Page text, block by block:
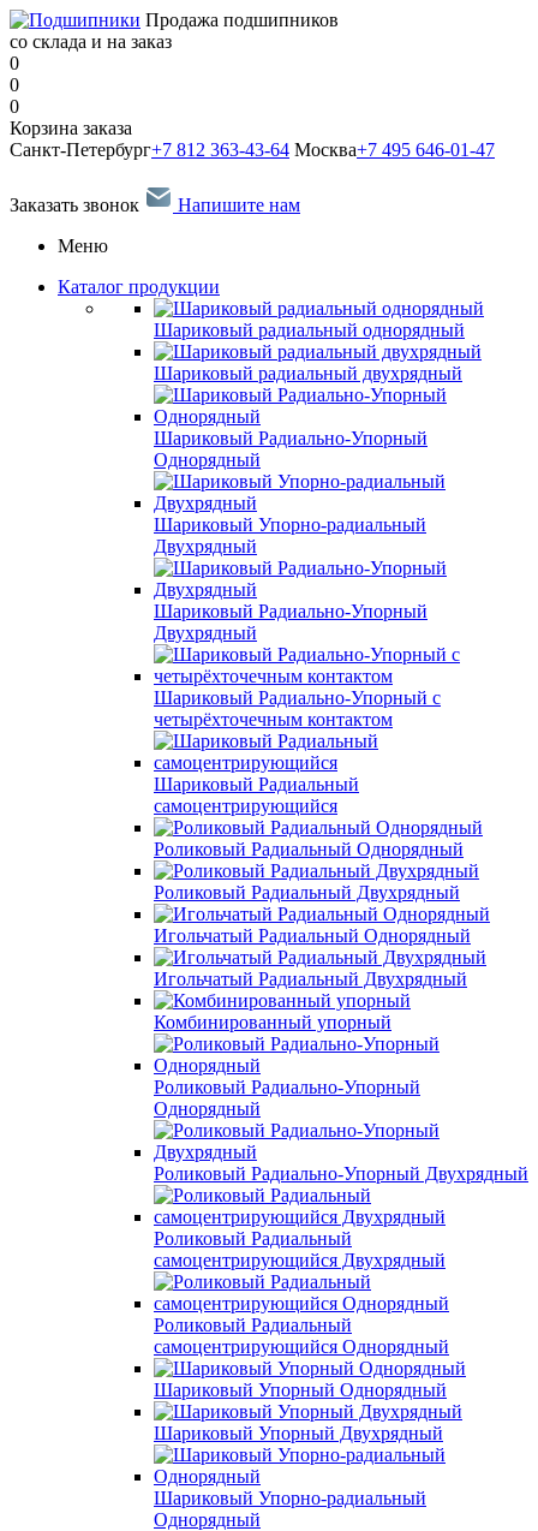
Продажа подшипников
со склада и на заказ
0
0
0
Корзина заказа
Санкт-Петербург+7 812 363-43-64 Москва+7 495 646-01-47
Заказать звонок
Напишите нам
Меню
Каталог продукции
Шариковый радиальный однорядный
Шариковый радиальный двухрядный
Шариковый Радиально-Упорный
Однорядный
Шариковый Упорно-радиальный
Двухрядный
Шариковый Радиально-Упорный
Двухрядный
Шариковый Радиально-Упорный с
четырёхточечным контактом
Шариковый Радиальный
самоцентрирующийся
Роликовый Радиальный Однорядный
Роликовый Радиальный Двухрядный
Игольчатый Радиальный Однорядный
Игольчатый Радиальный Двухрядный
Комбинированный упорный
Роликовый Радиально-Упорный
Однорядный
Роликовый Радиально-Упорный Двухрядный
Роликовый Радиальный
самоцентрирующийся Двухрядный
Роликовый Радиальный
самоцентрирующийся Однорядный
Шариковый Упорный Однорядный
Шариковый Упорный Двухрядный
Шариковый Упорно-радиальный
Однорядный